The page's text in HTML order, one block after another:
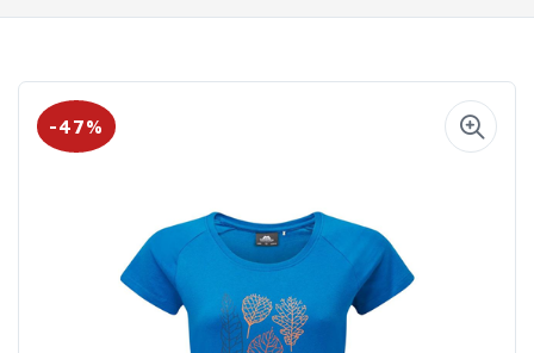
-47%